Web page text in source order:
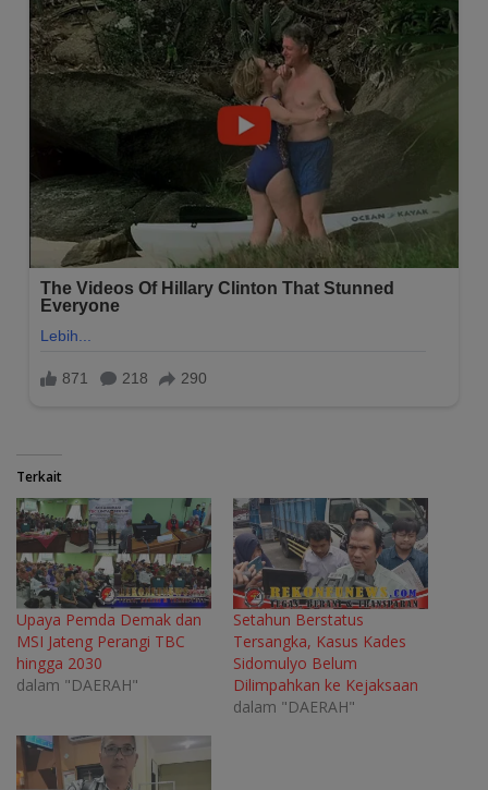
Terkait
Upaya Pemda Demak dan
MSI Jateng Perangi TBC
hingga 2030
dalam "DAERAH"
Setahun Berstatus
Tersangka, Kasus Kades
Sidomulyo Belum
Dilimpahkan ke Kejaksaan
dalam "DAERAH"